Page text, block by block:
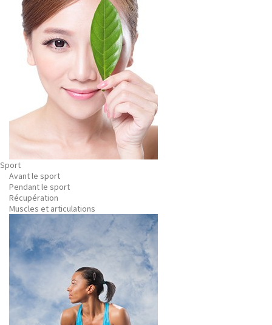
Sport
Avant le sport
Pendant le sport
Récupération
Muscles et articulations